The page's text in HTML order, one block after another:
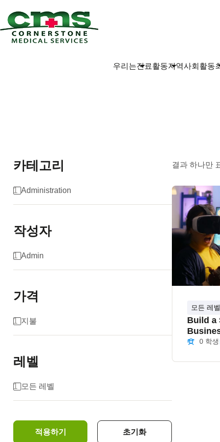
우리는진료활동지역사회활동
카테고리
Administration
1
작성자
Admin
1
가격
지불
1
레벨
모든 레벨
1
적용하기 초기화
결과 하나만
모든 레벨
Build a
0 학생